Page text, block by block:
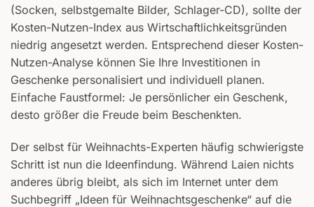
(Socken, selbstgemalte Bilder, Schlager-CD), sollte der
Kosten-Nutzen-Index aus Wirtschaftlichkeitsgründen
niedrig angesetzt werden. Entsprechend dieser Kosten-
Nutzen-Analyse können Sie Ihre Investitionen in
Geschenke personalisiert und individuell planen.
Einfache Faustformel: Je persönlicher ein Geschenk,
desto größer die Freude beim Beschenkten.
Der selbst für Weihnachts-Experten häufig schwierigste
Schritt ist nun die Ideenfindung. Während Laien nichts
anderes übrig bleibt, als sich im Internet unter dem
Suchbegriff „Ideen für Weihnachtsgeschenke“ auf die